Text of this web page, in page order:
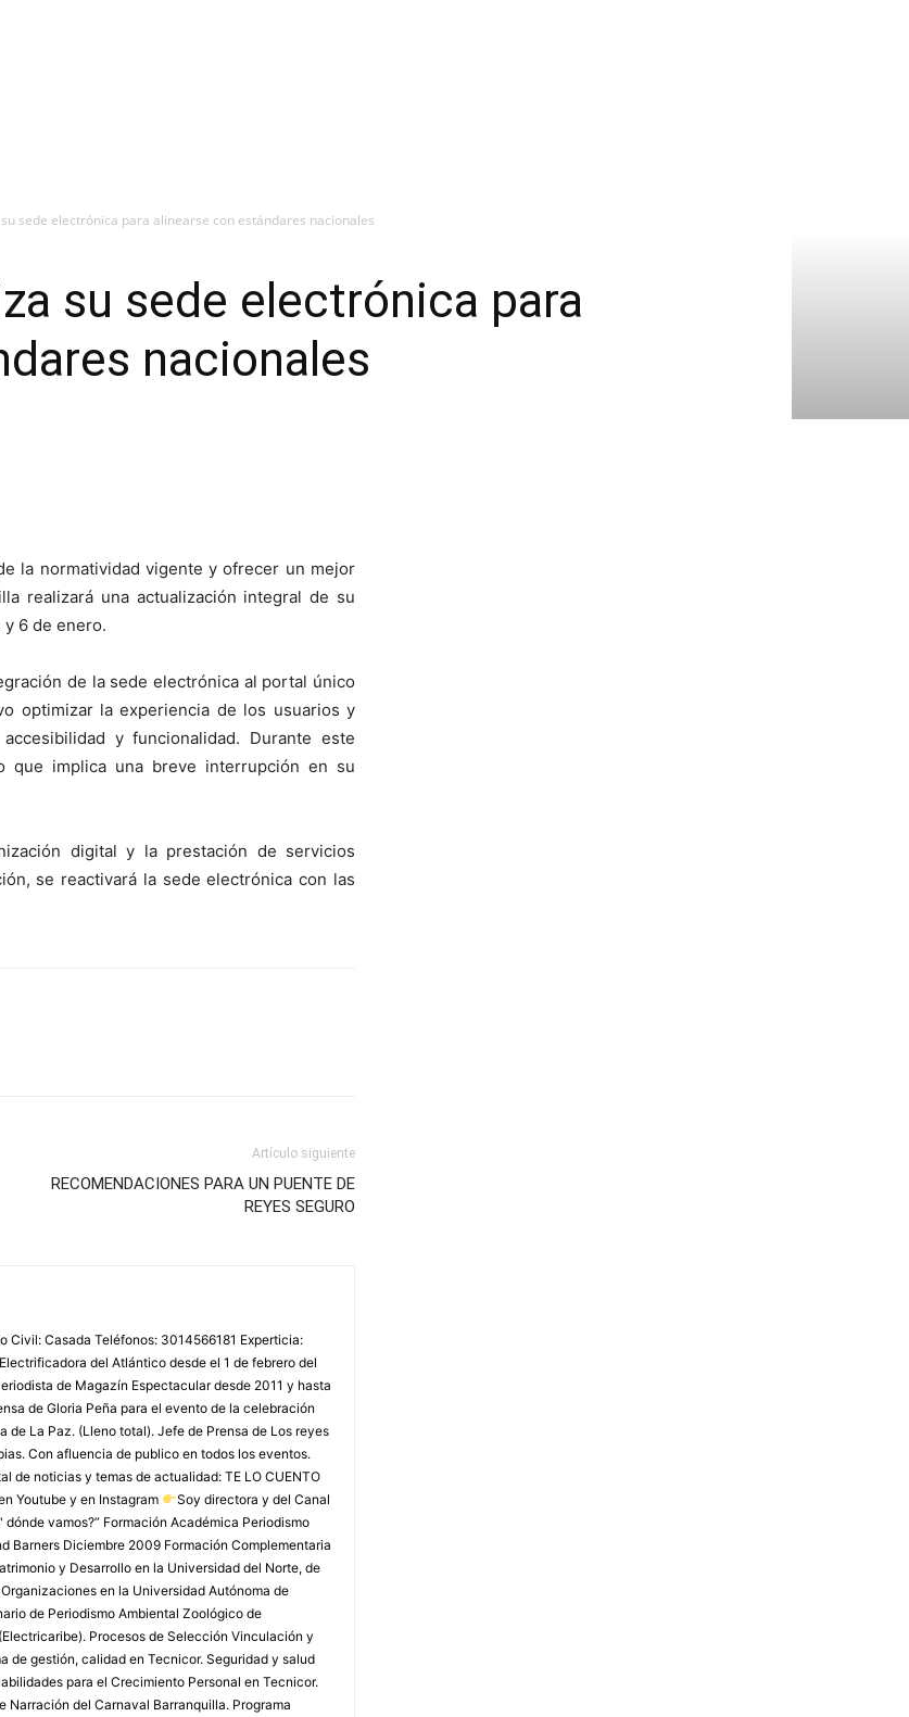
sede electrónica para alinearse con estándares nacionales
su sede electrónica para
nacionales
la normatividad vigente y ofrecer un mejor
realizará una actualización integral de su
6 de enero.
de la sede electrónica al portal único
optimizar la experiencia de los usuarios y
y funcionalidad. Durante este
que implica una breve interrupción en su
digital y la prestación de servicios
se reactivará la sede electrónica con las
Artículo siguiente
RECOMENDACIONES PARA UN PUENTE DE
REYES SEGURO
Civil: Casada Teléfonos: 3014566181 Experticia:
del Atlántico desde el 1 de febrero del
de Magazín Espectacular desde 2011 y hasta
de Gloria Peña para el evento de la celebración
de La Paz. (Lleno total). Jefe de Prensa de Los reyes
Con afluencia de publico en todos los eventos.
de noticias y temas de actualidad: TE LO CUENTO
Youtube y en Instagram
Soy directora y del Canal
dónde vamos?” Formación Académica Periodismo
Barners Diciembre 2009 Formación Complementaria
y Desarrollo en la Universidad del Norte, de
en la Universidad Autónoma de
de Periodismo Ambiental Zoológico de
Procesos de Selección Vinculación y
de gestión, calidad en Tecnicor. Seguridad y salud
para el Crecimiento Personal en Tecnicor.
Narración del Carnaval Barranquilla. Programa